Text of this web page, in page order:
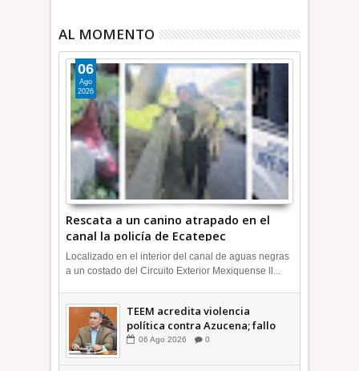
AL MOMENTO
Rescata a un canino atrapado en el
canal la policía de Ecatepec
INFORMATIVA
06
Ago
2026
Localizado en el interior del canal de aguas negras
a un costado del Circuito Exterior Mexiquense ll...
TEEM acredita violencia
política contra Azucena; fallo
confirma guerra sucia: Octavio
06 Ago 2026 0